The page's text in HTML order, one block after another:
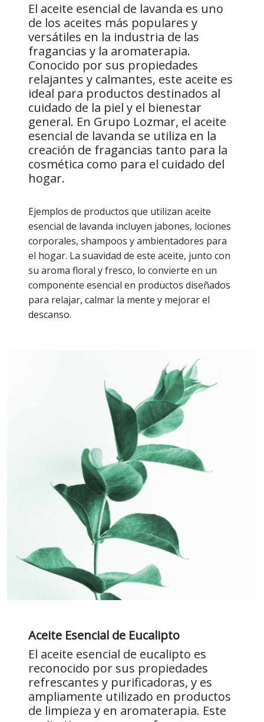
El aceite esencial de lavanda es uno
de los aceites más populares y
versátiles en la industria de las
fragancias y la aromaterapia.
Conocido por sus propiedades
relajantes y calmantes, este aceite es
ideal para productos destinados al
cuidado de la piel y el bienestar
general. En Grupo Lozmar, el aceite
esencial de lavanda se utiliza en la
creación de fragancias tanto para la
cosmética como para el cuidado del
hogar.
Ejemplos de productos que utilizan aceite
esencial de lavanda incluyen jabones, lociones
corporales, shampoos y ambientadores para
el hogar. La suavidad de este aceite, junto con
su aroma floral y fresco, lo convierte en un
componente esencial en productos diseñados
para relajar, calmar la mente y mejorar el
descanso.
Aceite Esencial de Eucalipto
El aceite esencial de eucalipto es
reconocido por sus propiedades
refrescantes y purificadoras, y es
ampliamente utilizado en productos
de limpieza y en aromaterapia. Este